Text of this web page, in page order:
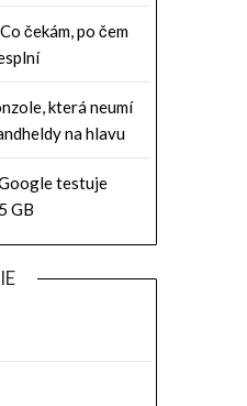
čekám, po čem
která neumí
na hlavu
testuje
GB